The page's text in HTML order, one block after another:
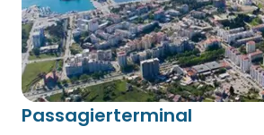
Passagierterminal